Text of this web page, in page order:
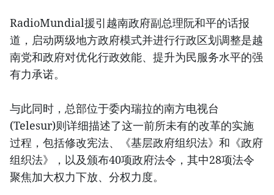
RadioMundial援引越南政府副总理阮和平的话报
道，启动两级地方政府模式并进行行政区划调整是越
南党和政府对优化行政效能、提升为民服务水平的强
有力承诺。
与此同时，总部位于委内瑞拉的南方电视台
(Telesur)则详细描述了这一前所未有的改革的实施
过程，包括修改宪法、《基层政府组织法》和《政府
组织法》，以及颁布40项政府法令，其中28项法令
聚焦加大权力下放、分权力度。